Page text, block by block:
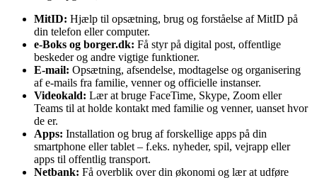
MitID: Hjælp til opsætning, brug og forståelse af MitID på
din telefon eller computer.
e-Boks og borger.dk: Få styr på digital post, offentlige
beskeder og andre vigtige funktioner.
E-mail: Opsætning, afsendelse, modtagelse og organisering
af e-mails fra familie, venner og officielle instanser.
Videokald: Lær at bruge FaceTime, Skype, Zoom eller
Teams til at holde kontakt med familie og venner, uanset hvor
de er.
Apps: Installation og brug af forskellige apps på din
smartphone eller tablet – f.eks. nyheder, spil, vejrapp eller
apps til offentlig transport.
Netbank: Få overblik over din økonomi og lær at udføre